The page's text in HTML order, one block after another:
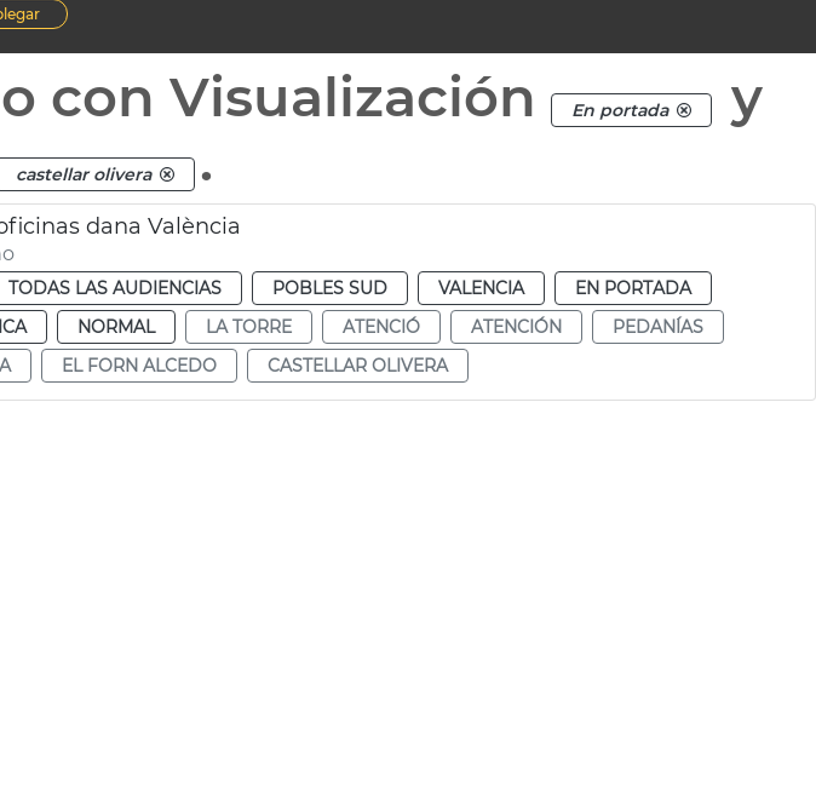
con Visualización En portada
y
castellar olivera .
dana València
TODAS LAS AUDIENCIAS POBLES SUD VALENCIA
EN PORTADA
NORMAL LA TORRE ATENCIÓ ATENCIÓN
PEDANÍAS
EL FORN ALCEDO CASTELLAR OLIVERA